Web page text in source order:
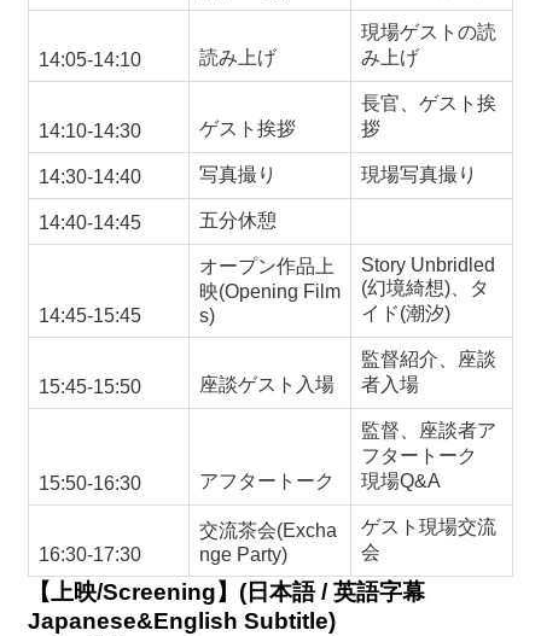
14:05-14:10 読み上げ
現場ゲストの読
み上げ
14:10-14:30 ゲスト挨拶
長官、ゲスト挨
拶
14:30-14:40 写真撮り 現場写真撮り
14:40-14:45 五分休憩
14:45-15:45
オープン作品上
映(Opening Film
s)
Story Unbridled
(幻境綺想) 、タ
イド(潮汐)
15:45-15:50 座談ゲスト入場
監督紹介、座談
者入場
15:50-16:30 アフタートーク
監督、座談者ア
フタートーク
現場Q&A
16:30-17:30
交流茶会(Excha
nge Party)
ゲスト現場交流
会
【上映/Screening】 ( 日本語/ 英語字幕
Japanese&English Subtitle)